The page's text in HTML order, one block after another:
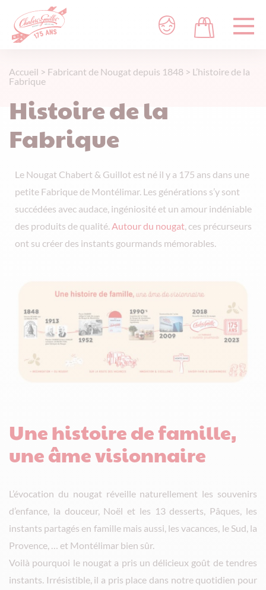
Accueil > Fabricant de Nougat depuis 1848 > L’histoire de la
Fabrique
Histoire de la
Fabrique
Le Nougat Chabert & Guillot est né il y a 175 ans dans une
petite Fabrique de Montélimar. Les générations s’y sont
succédées avec audace, ingéniosité et un amour indéniable
des produits de qualité.Autour du nougat, ces précurseurs
ont su créer des instants gourmands mémorables.
Une histoire de famille,
une âme visionnaire
L’évocation du nougat réveille naturellement les souvenirs
d’enfance, la douceur, Noël et les 13 desserts, Pâques, les
instants partagés en famille mais aussi, les vacances, le Sud, la
Provence, … et Montélimar bien sûr.
Voilà pourquoi le nougat a pris un délicieux goût de tendres
instants. Irrésistible, il a pris place dans notre quotidien pour